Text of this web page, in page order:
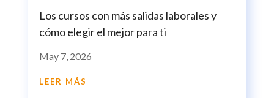
Los cursos con más salidas laborales y
cómo elegir el mejor para ti
May 7, 2026
LEER MÁS